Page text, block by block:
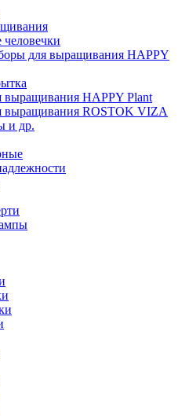
для выращивания HAPPY
выращивания HAPPY Plant
выращивания ROSTOK VIZA
и др.